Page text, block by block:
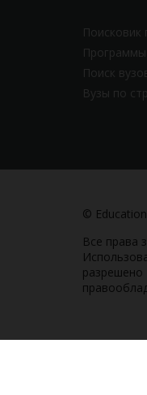
Поисковик
Поиск
Вузы по
©
Все права
разрешено